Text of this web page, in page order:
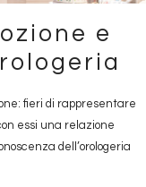
e
fieri di rappresentare
essi una relazione
dell’orologeria